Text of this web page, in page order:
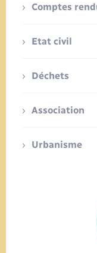
Comptes
Etat civil
Déchets
Association
Urbanisme